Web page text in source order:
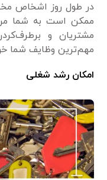
در طول روز اشخاص
ممکن است به شما
مشتریان و
مهم‌ترین وظایف شما
امکان رشد شغلی